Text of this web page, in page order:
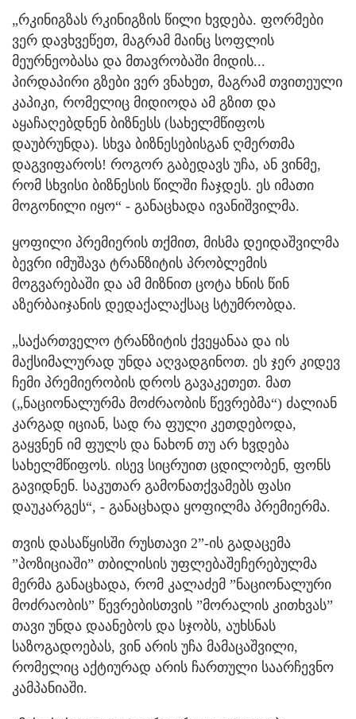
„რკინიგზას რკინიგზის წილი ხვდება. ფორმები
ვერ დავხვეწეთ, მაგრამ მაინც სოფლის
მეურნეობასა და მთავრობაში მიდის...
პირდაპირი გზები ვერ ვნახეთ, მაგრამ თვითეული
კაპიკი, რომელიც მიდიოდა ამ გზით და
აყაჩაღებდნენ ბიზნესს (სახელმწიფოს
დაუბრუნდა). სხვა ბიზნესებისგან ღმერთმა
დაგვიფაროს! როგორ გაბედავს უჩა, ან ვინმე,
რომ სხვისი ბიზნესის წილში ჩაჯდეს. ეს იმათი
მოგონილი იყო“ - განაცხადა ივანიშვილმა.
ყოფილი პრემიერის თქმით, მისმა დეიდაშვილმა
ბევრი იმუშავა ტრანზიტის პრობლემის
მოგვარებაში და ამ მიზნით ცოტა ხნის წინ
აზერბაიჯანის დედაქალაქსაც სტუმრობდა.
„საქართველო ტრანზიტის ქვეყანაა და ის
მაქსიმალურად უნდა აღვადგინოთ. ეს ჯერ კიდევ
ჩემი პრემიერობის დროს გავაკეთეთ. მათ
(„ნაციონალურმა მოძრაობის წევრებმა“) ძალიან
კარგად იციან, სად რა ფული კეთდებოდა,
გაყვნენ იმ ფულს და ნახონ თუ არ ხვდება
სახელმწიფოს. ისევ სიცრუით ცდილობენ, ფონს
გავიდნენ. საკუთარ გამონათქვამებს ფასი
დაუკარგეს“, - განაცხადა ყოფილმა პრემიერმა.
თვის დასაწყისში რუსთავი 2”-ის გადაცემა
”პოზიციაში” თბილისის უფლებაშეჩერებულმა
მერმა განაცხადა, რომ კალაძემ ”ნაციონალური
მოძრაობის” წევრებისთვის ”მორალის კითხვას”
თავი უნდა დაანებოს და სჯობს, აუხსნას
საზოგადოებას, ვინ არის უჩა მამაცაშვილი,
რომელიც აქტიურად არის ჩართული საარჩევნო
კამპანიაში.